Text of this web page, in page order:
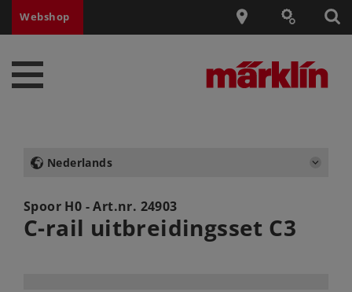
Webshop
Nederlands
Spoor H0 - Art.nr. 24903
C-rail uitbreidingsset C3